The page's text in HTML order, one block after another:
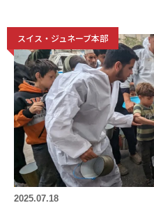
スイス・ジュネーブ本部
2025.07.18